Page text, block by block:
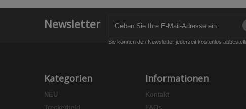
Newsletter
Sie können den Newsletter jederzeit kostenlos
Kategorien
NEU
Informationen
Kontakt